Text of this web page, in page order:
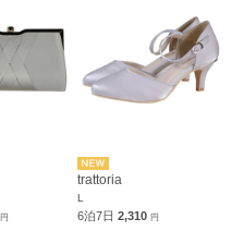
円
trattoria
L
6泊7日2,310円